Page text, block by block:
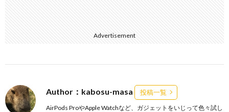
Advertisement
Author：kabosu-masa 投稿一覧
AirPods ProやApple Watchなど、ガジェットをいじって色々試し